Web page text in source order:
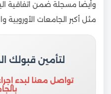
وأيضا مسجلة ضمن اتفاقية
مثل أكبر الجامعات الأوروبية
لتأمين قبولك
تواصل معنا لبدء